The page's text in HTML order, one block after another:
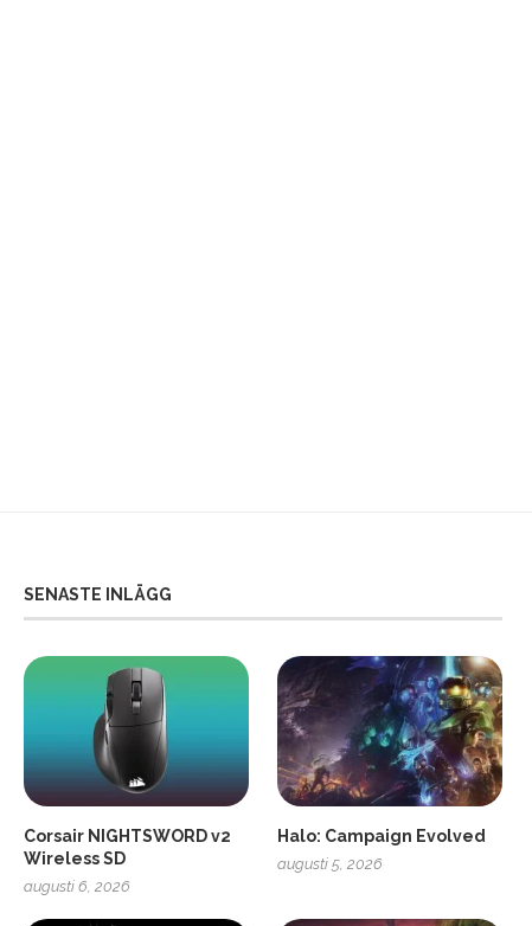
SENASTE INLÄGG
Corsair NIGHTSWORD v2
Wireless SD
augusti 6, 2026
Halo: Campaign Evolved
augusti 5, 2026